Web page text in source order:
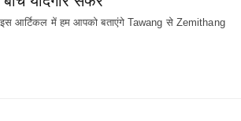
आर्टिकल में हम आपको बताएंगे Tawang से Zemithang